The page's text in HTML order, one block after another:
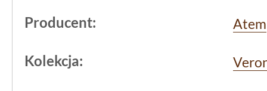
błyszcząca powierzchnia ułatwia
wymaga odrobiny czujności przy
pielęgnacji, by nie utracić tego efektu
Producent: Atem
Kolekcja: